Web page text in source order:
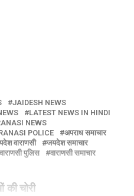
JAIDESH NEWS
LATEST NEWS IN HINDI
NEWS
POLICE
अपराध समाचार
वाराणसी
जयदेश समाचार
पुलिस वाराणसी समाचार
की चोरी